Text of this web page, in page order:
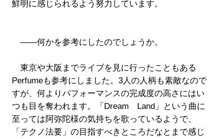
鮮明に感じられるよう努力しています。
――何かを参考にしたのでしょうか。
東京や大阪までライブを見に行ったこともある
Perfumeも参考にしました。3人の人柄も素敵なので
すが、何よりパフォーマンスの完成度の高さにはい
つも目を奪われます。「Dream Land」という曲に
至っては阿弥陀様の気持ちを歌っているようで、
「テクノ法要」の目指すべきところだなとまで感じ